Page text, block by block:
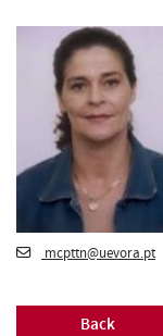
mcpttn@uevora.pt
Back